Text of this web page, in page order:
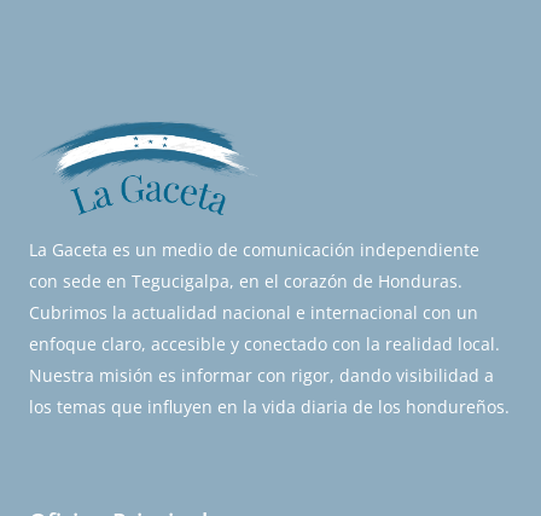
La Gaceta es un medio de comunicación independiente
con sede en Tegucigalpa, en el corazón de Honduras.
Cubrimos la actualidad nacional e internacional con un
enfoque claro, accesible y conectado con la realidad local.
Nuestra misión es informar con rigor, dando visibilidad a
los temas que influyen en la vida diaria de los hondureños.